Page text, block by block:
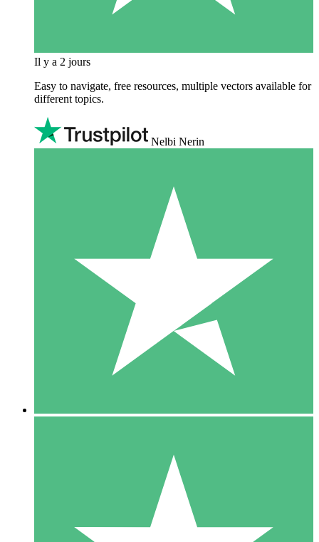
Il y a 2 jours
Easy to navigate, free resources, multiple vectors available for
different topics.
Nelbi Nerin